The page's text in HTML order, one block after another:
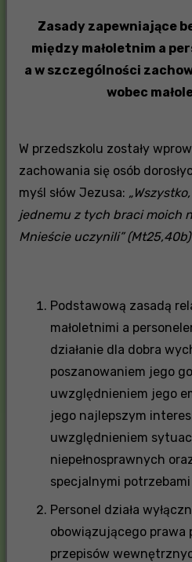
Zasady zapewniające
między małoletnim a
a w szczególności
wobec
W przedszkolu zostały
zachowania się osób
myśl słów Jezusa:
jednemu z tych braci moich
Mnieście uczynili” (Mt25,40b)
Podstawową zasadą
małoletnimi a
działanie dla dobra
poszanowaniem jego
uwzględnieniem jego
jego najlepszym
uwzględnieniem
niepełnosprawnych
specjalnymi
Personel działa
obowiązującego prawa
przepisów